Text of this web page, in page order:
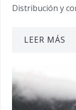
Distribución y
LEER MÁS